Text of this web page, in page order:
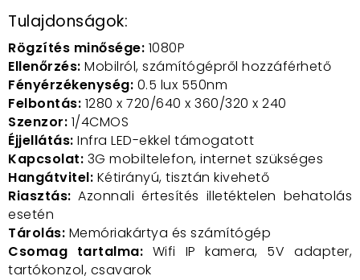
Tulajdonságok:
Rögzítés minősége: 1080P
Ellenőrzés: Mobilról, számítógépről hozzáférhető
Fényérzékenység: 0.5 lux 550nm
Felbontás: 1280 x 720/640 x 360/320 x 240
Szenzor: 1/4CMOS
Éjjellátás: Infra LED-ekkel támogatott
Kapcsolat: 3G mobiltelefon, internet szükséges
Hangátvitel: Kétirányú, tisztán kivehető
Riasztás: Azonnali értesítés illetéktelen behatolás
esetén
Tárolás: Memóriakártya és számítógép
Csomag tartalma: Wifi IP kamera, 5V adapter,
tartókonzol, csavarok